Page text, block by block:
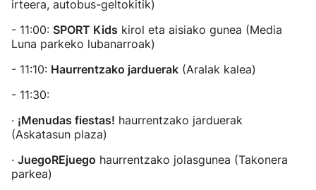
irteera, autobus-geltokitik)
- 11:00: SPORT Kids kirol eta aisiako gunea (Media
Luna parkeko lubanarroak)
- 11:10: Haurrentzako jarduerak (Aralak kalea)
- 11:30:
· ¡Menudas fiestas! haurrentzako jarduerak
(Askatasun plaza)
· JuegoREjuego haurrentzako jolasgunea (Takonera
parkea)